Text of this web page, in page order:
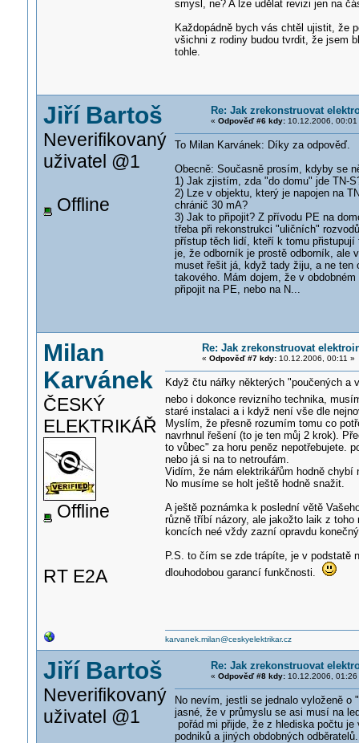
smysl, ne? A lze udělat revizi jen na
Každopádně bych vás chtěl ujistit, že
všichni z rodiny budou tvrdit, že jsem
tohle.
Jiří Bartoš
Neverifikovaný
uživatel @1
Offline
Re: Jak zrekonstruovat
« Odpověď #6 kdy:10.12.2006, 00:01
To Milan Karvánek: Díky za odpověď.
Obecně: Současně prosím, kdyby se
1) Jak zjistím, zda "do domu" jde TN-
2) Lze v objektu, který je napojen na
chránič 30 mA?
3) Jak to připojit? Z přívodu PE na
třeba při rekonstrukci "uličních"
přístup těch lidí, kteří k tomu přistupují
je, že odborník je prostě odborník, ale
muset řešit já, když tady žiju, a ne ten
takového. Mám dojem, že v
připojit na PE, nebo na N...
Milan
Karvánek
ČESKÝ
ELEKTRIKÁŘ
Offline
RT E2A
Re: Jak zrekonstruovat
« Odpověď #7 kdy:10.12.2006, 00:11 »
Když čtu nářky některých "poučených a
nebo i dokonce revizního technika,
staré instalaci a i když není vše dle
Myslím, že přesně rozumím tomu co
navrhnul řešení (to je ten můj 2 krok).
to vůbec" za horu peněz nepotřebujete.
nebo já si na to netroufám.
Vidím, že nám elektrikářům hodně chybí
No musíme se holt ještě hodně snažit.
A ještě poznámka k poslední větě
různě tříbí názory, ale jakožto laik z
koncích neé vždy zazní opravdu
P.S. to čím se zde trápíte, je v podstatě
dlouhodobou garancí funkčnosti.
karvanek.milan@ceskyelektrikar.cz
Jiří Bartoš
Neverifikovaný
uživatel @1
Re: Jak zrekonstruovat
« Odpověď #8 kdy:10.12.2006, 01:26
No nevím, jestli se jednalo vyloženě
jasné, že v průmyslu se asi musí na
pořád mi přijde, že z hlediska počtu
podniků a jiných obdobných odběratelů.